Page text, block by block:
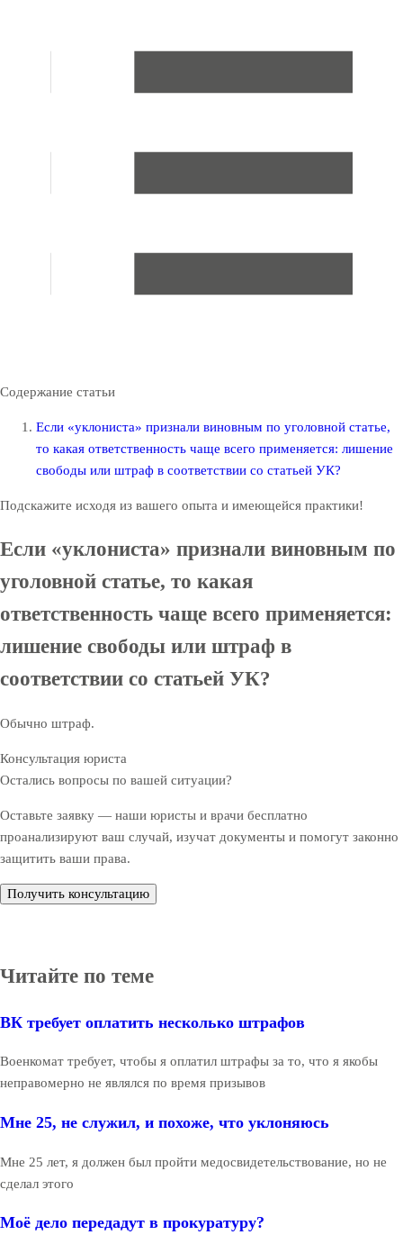
Содержание статьи
Если «уклониста» признали виновным по уголовной статье,
то какая ответственность чаще всего применяется: лишение
свободы или штраф в соответствии со статьей УК?
Подскажите исходя из вашего опыта и имеющейся практики!
Если «уклониста» признали виновным по
уголовной статье, то какая
ответственность чаще всего применяется:
лишение свободы или штраф в
соответствии со статьей УК?
Обычно штраф.
Консультация юриста
Остались вопросы по вашей ситуации?
Оставьте заявку — наши юристы и врачи бесплатно
проанализируют ваш случай, изучат документы и помогут законно
защитить ваши права.
Получить консультацию
Читайте по теме
ВК требует оплатить несколько штрафов
Военкомат требует, чтобы я оплатил штрафы за то, что я якобы
неправомерно не являлся по время призывов
Мне 25, не служил, и похоже, что уклоняюсь
Мне 25 лет, я должен был пройти медосвидетельствование, но не
сделал этого
Моё дело передадут в прокуратуру?